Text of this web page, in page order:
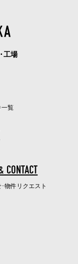
工場
一覧
CONTACT
物件リクエスト